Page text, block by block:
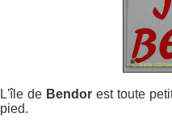
L'île de Bendor est toute
pied.